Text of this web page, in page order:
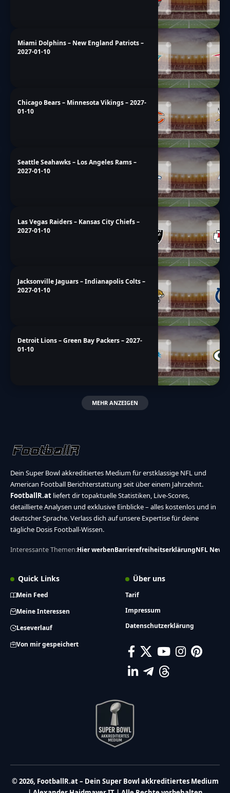
Miami Dolphins – New England Patriots –
2027-01-10
Chicago Bears – Minnesota Vikings – 2027-
01-10
Seattle Seahawks – Los Angeles Rams –
2027-01-10
Las Vegas Raiders – Kansas City Chiefs –
2027-01-10
Jacksonville Jaguars – Indianapolis Colts –
2027-01-10
Detroit Lions – Green Bay Packers – 2027-
01-10
MEHR ANZEIGEN
Dein Super Bowl akkreditiertes Medium für erstklassige NFL und
American Football Berichterstattung seit über einem Jahrzehnt.
FootballR.at liefert dir topaktuelle Statistiken, Live-Scores,
detaillierte Analysen und exklusive Einblicke – alles kostenlos und in
deutscher Sprache. Verlass dich auf unsere Expertise für deine
tägliche Dosis Football-Wissen.
Interessante Themen:Hier werbenBarrierefreiheitserklärungNFL News
Quick Links
Mein Feed
Meine Interessen
Leseverlauf
Von mir gespeichert
Über uns
Tarif
Impressum
Datenschutzerklärung
© 2026, FootballR.at – Dein Super Bowl akkreditiertes Medium